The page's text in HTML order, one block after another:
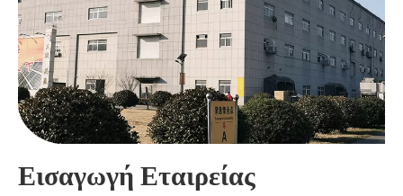
Εισαγωγή Εταιρείας